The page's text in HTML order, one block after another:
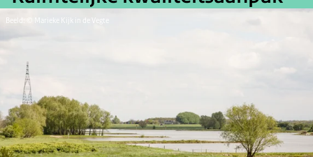
Beeld: © Marieke Kijk in de Vegte